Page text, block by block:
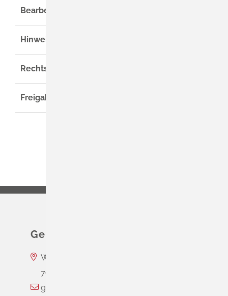
Bearbeitungsdauer
Hinweise
Rechtsgrundlage
Freigabevermerk
Gemeinde Schliengen
Wasserschloss Entenstein
79418
gemeinde@schliengen.de